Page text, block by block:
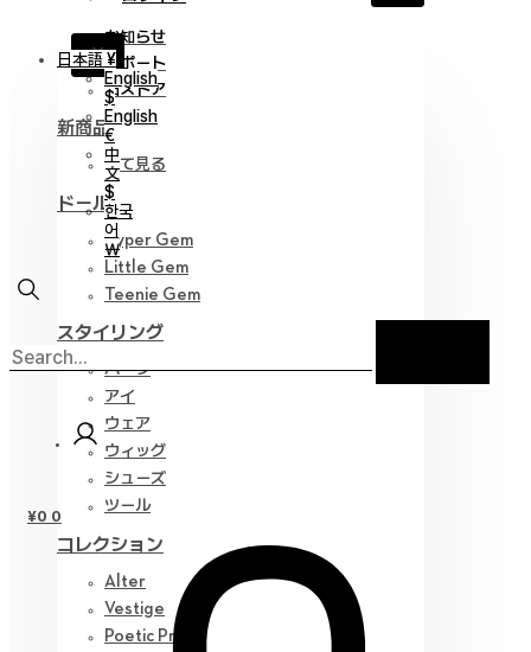
X
お知らせ
サポート
旧ストア
新商品
全て見る
ドール
Hyper Gem
Little Gem
Teenie Gem
スタイリング
パーツ
アイ
ウェア
ウィッグ
シューズ
ツール
コレクション
Alter
Vestige
Poetic Prose
日本語 ¥
English
$
English
€
中
文
$
한국
어
￦
¥0 0